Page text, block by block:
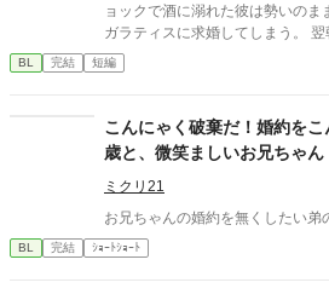
ョックで酒に溺れた彼は勢いの
ガラティスに求婚してしまう。 翌朝すべての記憶を保持したまま
絶望するアルヴィスだったが当の
た。 「安心しろ。俺は誠実な男だ。一度決めたことは覆さない」
体質な男が捕まる強制恋愛コメデ
BL 完結 短編
こんにゃく破棄だ！婚約を
歳と、微笑ましいお兄ちゃん
ミクリ21
お兄ちゃんの婚約を無くしたい弟
BL 完結 ｼｮｰﾄｼｮｰﾄ